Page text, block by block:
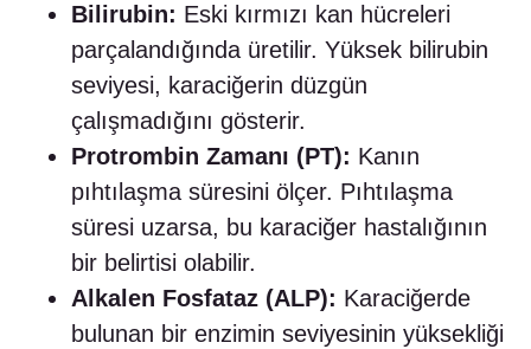
Bilirubin: Eski kırmızı kan hücreleri
parçalandığında üretilir. Yüksek bilirubin
seviyesi, karaciğerin düzgün
çalışmadığını gösterir.
Protrombin Zamanı (PT): Kanın
pıhtılaşma süresini ölçer. Pıhtılaşma
süresi uzarsa, bu karaciğer hastalığının
bir belirtisi olabilir.
Alkalen Fosfataz (ALP): Karaciğerde
bulunan bir enzimin seviyesinin yüksekliği